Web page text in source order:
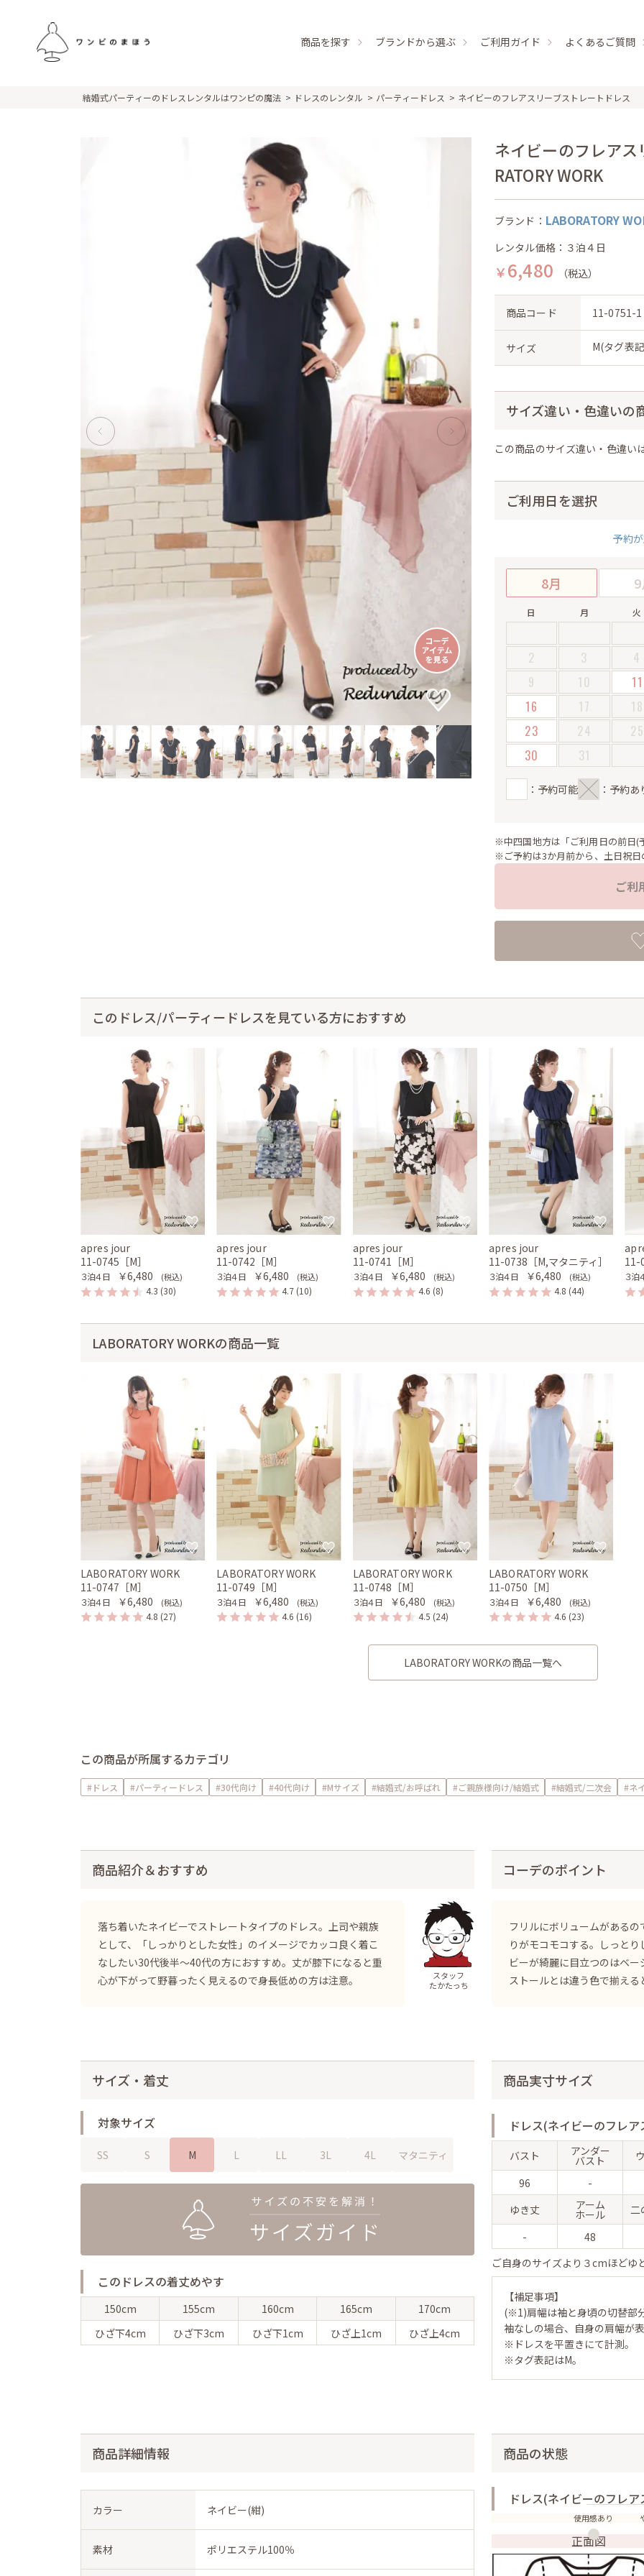
商品を探す ブランドから選ぶ ご利用ガイド よくあるご質問
結婚式パーティーのドレスレンタルはワンピの魔法 ドレスのレンタル パーティードレス ネイビーのフレアスリーブストレートドレス
ネイビーのフレア
RATORY WORK
ブランド： LABORATORY
レンタル価格：３泊４日
￥6,480 （税込）
商品コード 11-0751-1
サイズ M(タグ表
サイズ違い・色違いの
この商品のサイズ違い・色違い
ご利用日を選択
予約
8月 9
日 月 火
2
3 4
9
10 11
16
17 18
23
24 25
30
31
：予約可能 ：予約あ
※中四国地方は「ご利用日の前日(
※ご予約は3か月前から、土日祝
ご利
このドレス/パーティードレスを見ている方におすすめ
apres jour
11-0745［M］
３泊４日 ￥6,480 (税込)
4.3 (30)
apres jour
11-0742［M］
３泊４日 ￥6,480 (税込)
4.7 (10)
apres jour
11-0741［M］
３泊４日 ￥6,480 (税込)
4.6 (8)
apres jour
11-0738［M,マタニティ］
３泊４日 ￥6,480 (税込)
4.8 (44)
11-
３泊
LABORATORY WORKの商品一覧
LABORATORY WORK
11-0747［M］
３泊４日 ￥6,480 (税込)
4.8 (27)
LABORATORY WORK
11-0749［M］
３泊４日 ￥6,480 (税込)
4.6 (16)
LABORATORY WORK
11-0748［M］
３泊４日 ￥6,480 (税込)
4.5 (24)
LABORATORY WORK
11-0750［M］
３泊４日 ￥6,480 (税込)
4.6 (23)
LABORATORY WORKの商品一覧へ
この商品が所属するカテゴリ
#ドレス #パーティードレス #30代向け #40代向け #Mサイズ #結婚式/お呼ばれ #ご親族様向け/結婚式 #結婚式/二次会 #ネ
商品紹介＆おすすめ
落ち着いたネイビーでストレートタイプのドレス。上司や親族
として、「しっかりとした女性」のイメージでカッコ良く着こ
なしたい30代後半～40代の方におすすめ。丈が膝下になると重
心が下がって野暮ったく見えるので身長低めの方は注意。
スタッフ
たかたっち
コーデのポイント
フリルにボリュームがある
りがモコモコする。しっと
ビーが綺麗に目立つのはベ
ストールとは違う色で揃える
サイズ・着丈
対象サイズ
SS S M L LL 3L 4L マタニティ
このドレスの着丈めやす
150cm 155cm 160cm 165cm
170cm
ひざ下4cm ひざ下3cm ひざ下1cm ひざ上1cm ひざ上4cm
商品実寸サイズ
ドレス(ネイビーのフレ
バスト アンダー
バスト
96
-
ゆき丈
アーム
ホール 二
-
48
ご自身のサイズより３cmほどゆ
【補足事項】
(※1)肩幅は袖と身頃の切替部
袖なしの場合、自身の肩幅が
※ドレスを平置きにて計測。
※タグ表記はM。
商品詳細情報
カラー ネイビー(紺)
素材 ポリエステル100％
商品の状態
ドレス(ネイビーのフレ
使用感あり
正面図